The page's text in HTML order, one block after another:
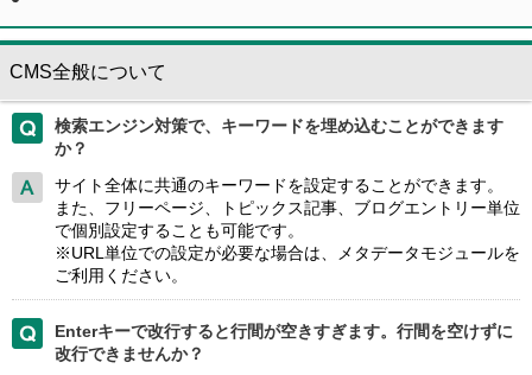
CMS全般について
検索エンジン対策で、キーワードを埋め込むことができます
か？
サイト全体に共通のキーワードを設定することができます。
また、フリーページ、トピックス記事、ブログエントリー単位
で個別設定することも可能です。
※URL単位での設定が必要な場合は、メタデータモジュールを
ご利用ください。
Enterキーで改行すると行間が空きすぎます。行間を空けずに
改行できませんか？